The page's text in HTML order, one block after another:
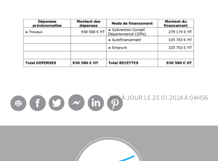
mis à jour le 23.01.2024 à 04h56